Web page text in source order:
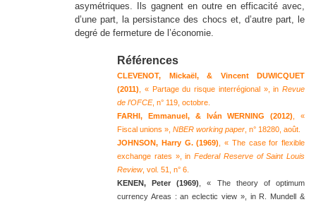
asymétriques. Ils gagnent en outre en efficacité avec,
d’une part, la persistance des chocs et, d’autre part, le
degré de fermeture de l’économie.
Références
CLEVENOT, Mickaël, & Vincent DUWICQUET
(2011) , « Partage du risque interrégional », in Revue
de l’OFCE, n° 119, octobre.
FARHI, Emmanuel, & Iván WERNING (2012) , «
Fiscal unions », NBER working paper , n° 18280, août.
JOHNSON, Harry G. (1969)
, « The case for flexible
exchange rates », in Federal Reserve of Saint Louis
Review, vol. 51, n° 6.
KENEN, Peter (1969)
, « The theory of optimum
currency Areas : an eclectic view », in R. Mundell &